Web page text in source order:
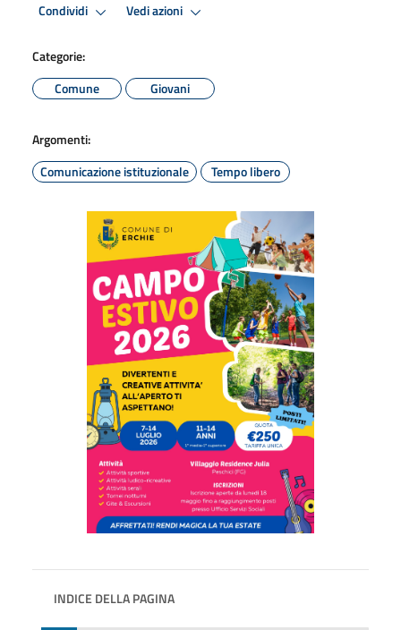
Condividi Vedi azioni
Categorie:
Comune
Giovani
Argomenti:
Comunicazione istituzionale
Tempo libero
INDICE DELLA PAGINA